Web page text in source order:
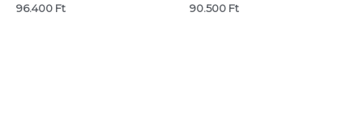
Értékelés:
96.400 Ft
Értékelés:
90.500 Ft